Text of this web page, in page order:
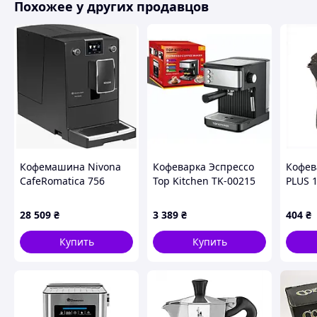
Grida рекомендует - используйте только мелкий помол
Похожее у других продавцов
Кофемашина Nivona
CafeRomatica 756
28 509 ₴
Купить
Кофеварка Эспрессо
Top Kitchen TK-00215
1-3 чашки эспрессо 15
Bar
3 389 ₴
Купить
PLUS
404 ₴